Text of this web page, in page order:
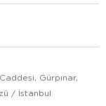
Gürpınar,
/ İstanbul